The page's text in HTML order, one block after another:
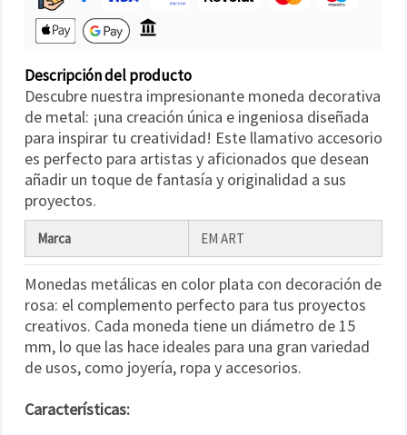
Descripción del producto
Descubre nuestra impresionante moneda decorativa
de metal: ¡una creación única e ingeniosa diseñada
para inspirar tu creatividad! Este llamativo accesorio
es perfecto para artistas y aficionados que desean
añadir un toque de fantasía y originalidad a sus
proyectos.
Marca EM ART
Monedas metálicas en color plata con decoración de
rosa: el complemento perfecto para tus proyectos
creativos. Cada moneda tiene un diámetro de 15
mm, lo que las hace ideales para una gran variedad
de usos, como joyería, ropa y accesorios.
Características: